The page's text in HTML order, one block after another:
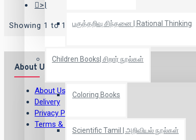
பகுத்தறிவு சிந்தனை | Rational Thinking
Children Books| சிறார் நூல்கள்
Coloring Books
Scientific Tamil | அறிவியல் நூல்கள்
>|
Showing 1 to 12 of 74 (7 Pages)
About Us
About Us
Delivery
Privacy Policy
Terms & Conditions